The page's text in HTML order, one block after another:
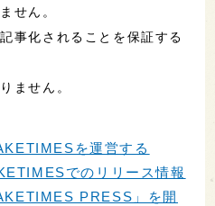
せん。
事化されることを保証する
ません。
を運営する
でのリリース情報
PRESS」を開